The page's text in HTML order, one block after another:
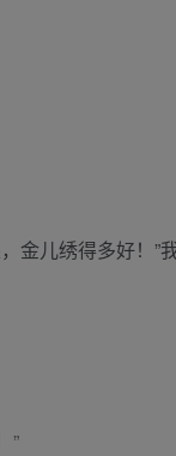
金儿绣得多好！”
”